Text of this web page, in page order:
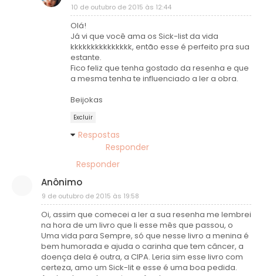
10 de outubro de 2015 às 12:44
Olá!
Já vi que você ama os Sick-list da vida
kkkkkkkkkkkkkkk, então esse é perfeito pra sua
estante.
Fico feliz que tenha gostado da resenha e que
a mesma tenha te influenciado a ler a obra.
Beijokas
Excluir
Respostas
Responder
Responder
Anônimo
9 de outubro de 2015 às 19:58
Oi, assim que comecei a ler a sua resenha me lembrei
na hora de um livro que li esse mês que passou, o
Uma vida para Sempre, só que nesse livro a menina é
bem humorada e ajuda o carinha que tem câncer, a
doença dela é outra, a CIPA. Leria sim esse livro com
certeza, amo um Sick-lit e esse é uma boa pedida.